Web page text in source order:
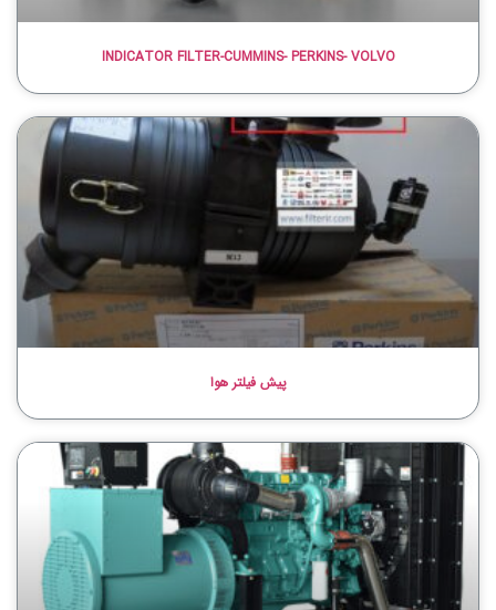
INDICATOR FILTER-CUMMINS- PERKINS- VOLVO
پیش فیلتر هوا